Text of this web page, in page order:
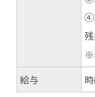
※
給与